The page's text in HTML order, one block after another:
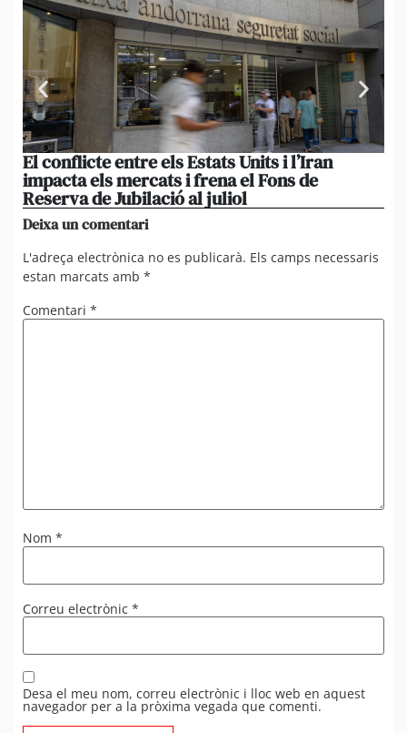
El conflicte entre els Estats Units i l’Iran
impacta els mercats i frena el Fons de
Reserva de Jubilació al juliol
Deixa un comentari
L'adreça electrònica no es publicarà. Els camps necessaris
estan marcats amb *
Comentari *
Nom *
Correu electrònic *
Desa el meu nom, correu electrònic i lloc web en aquest
navegador per a la pròxima vegada que comenti.